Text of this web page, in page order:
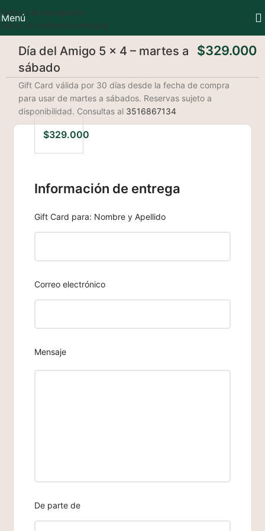
Saltar a la navegación
Saltar al contenido principal
Menú
Día del Amigo 5 x 4 – martes a
sábado
$329.000
Gift Card válida por 30 días desde la fecha de compra
para usar de martes a sábados. Reservas sujeto a
disponibilidad. Consultas al 3516867134
$329.000
Información de entrega
Gift Card para: Nombre y Apellido
Correo electrónico
Mensaje
De parte de